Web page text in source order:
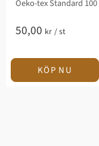
Oeko-tex Standard 100
50,00 kr /st